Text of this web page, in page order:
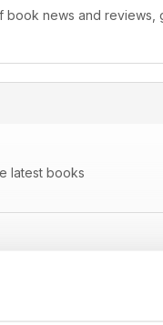
book news and
latest books